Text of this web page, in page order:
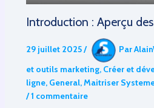
Introduction : Aperçu
29 juillet 2025/ Par
et outils marketing, Créer et
ligne, General,Maitriser
/1 commentaire